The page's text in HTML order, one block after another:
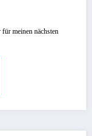
meinen nächsten